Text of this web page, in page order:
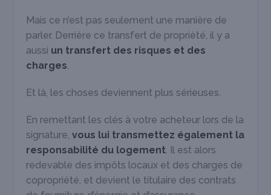
Mais ce n’est pas seulement une manière de
parler. Derrière ce transfert de propriété, il y a
aussi un transfert des risques et des
charges.
Et là, les choses deviennent plus sérieuses.
En remettant les clés à votre acheteur lors de la
signature,vous lui transmettez également la
responsabilité du logement. Il est alors
redevable des impôts locaux et des charges de
copropriété, et devient le titulaire des contrats